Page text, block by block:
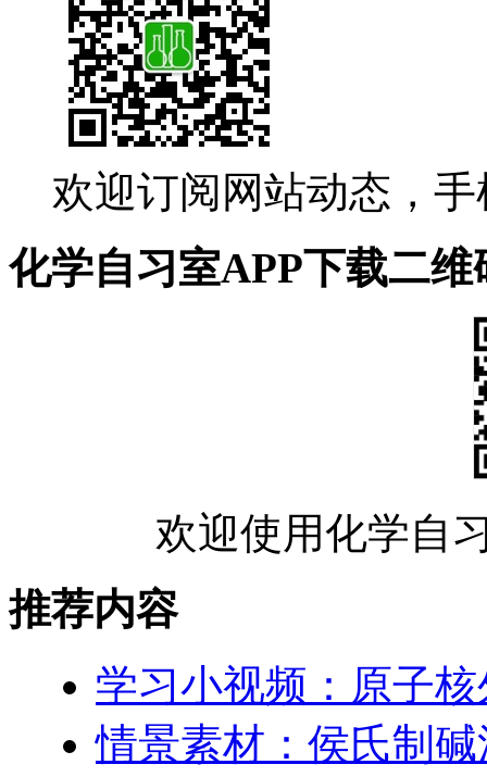
欢迎订阅网站动态，
化学自习室APP下载二维
欢迎使用化学自
推荐内容
学习小视频：原子
情景素材：侯氏制